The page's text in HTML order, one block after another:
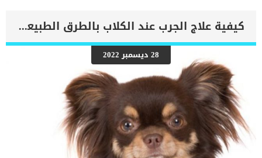
ايضا: نقص البروتين السكرى فى الدم عند القطط علامات زيادة حموضة
الدم عند القطط الاعراض التى سنطلعك عليها حاليا هى مجموعة من
العلامات التى ستظهر منها واحدة او اكثر لتلفت نظرك الى حالة القطة
الغير طبيعية. يمكنك اكتشاف هذه المشاكل والعلامات من خلال المراقبة
المستمرة لسلوك وحالة القطة الصحية. تشمل بعض الأعراض الشائعة التي
يمكن ملاحظتها ما يلي: حمى لهث فقدان الشهية خمول فقدان
الوزنجفافضعف العضلات البول الدموي العطش المفرط كثرة التبول
الاسباب الكامنة خلف زيادة حموضة الدم عند القطط من خلال تحديد السبب
الذى يكمن خلف الاعراض والعلامات التى تكن خلف هذه الاعراض, […]
كيفية علاج الجرب عند الكلاب بالطرق الطبيعية
28 ديسمبر 2022